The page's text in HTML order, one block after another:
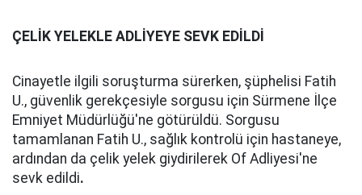
ÇELİK YELEKLE ADLİYEYE SEVK EDİLDİ
Cinayetle ilgili soruşturma sürerken, şüphelisi Fatih
U., güvenlik gerekçesiyle sorgusu için Sürmene İlçe
Emniyet Müdürlüğü'ne götürüldü. Sorgusu
tamamlanan Fatih U., sağlık kontrolü için hastaneye,
ardından da çelik yelek giydirilerek Of Adliyesi'ne
sevk edildi.